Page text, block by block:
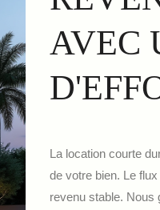
AVEC
La location courte
de votre bien. Le
revenu stable. Nous